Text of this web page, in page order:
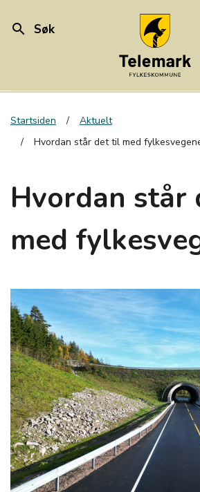
search Søk
Startsiden
Aktuelt
Hvordan står det til med
Hvordan står
med